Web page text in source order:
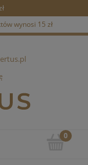
wynosi 15 zł